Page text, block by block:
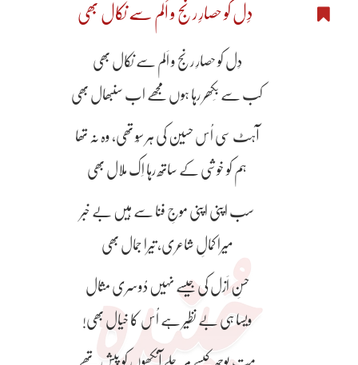
دِل کو حصارِ رنج و اَلم سے نکال بھی
دِل کو حصارِ رنج و اَلم سے نکال بھی
کب سے بِکھر رہا ہوں مجھے اب سنبھال بھی
آہٹ سی اُس حسین کی ہر سُو تھی، وہ نہ تھا
ہم کو خوشی کے ساتھ رہا اِک ملال بھی
سب اپنی اپنی موجِ فنا سے ہیں بے خبر
میرا کمالِ شاعری، تیرا جمال بھی
حسنِ اَزل کی جیسے نہیں دُوسری مثال
ویسا ہی بے نظیر ہے اُس کا خیال بھی!
مت پوچھ کیسے مرحلے آنکھوں کو پیش تھے